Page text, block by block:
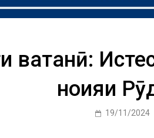
ватанӣ:
ноҳияи
19/11/2024